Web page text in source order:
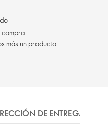
compra
más un producto
DE ENTREGA